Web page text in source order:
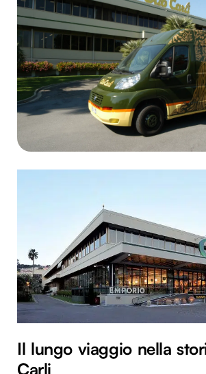
Il lungo viaggio nella
Carli